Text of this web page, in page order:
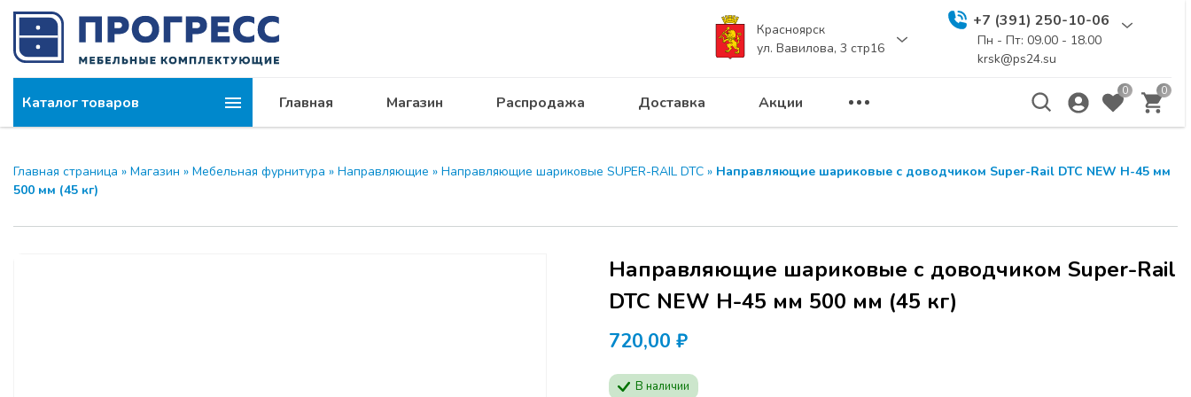
Красноярск
ул. Вавилова, 3 стр16
+7 (391) 250-10-06
Пн - Пт: 09.00 - 18.00
krsk@ps24.su
Каталог товаров Главная Магазин Распродажа Доставка Акции
0 0
Главная страница » Магазин » Мебельная фурнитура » Направляющие » Направляющие шариковые SUPER-RAIL DTC » Направляющие шариковые с доводчиком Super-Rail DTC NEW H-45 мм
500 мм (45 кг)
Направляющие шариковые с доводчиком Super-Rail
DTC NEW H-45 мм 500 мм (45 кг)
720,00 ₽
В наличии